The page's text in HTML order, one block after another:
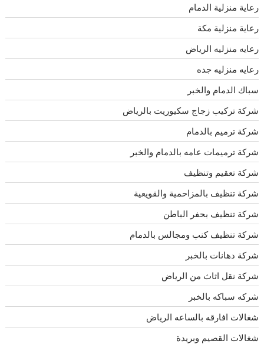
رعاية منزلية الدمام
رعاية منزلية مكة
رعايه منزليه الرياض
رعايه منزليه جده
سباك الدمام والخبر
شركة تركيب زجاج سكيوريت بالرياض
شركة ترميم بالدمام
شركة ترميمات عامه بالدمام والخبر
شركة تعقيم وتنظيف
شركة تنظيف بالمزاحمية والقويعية
شركة تنظيف بحفر الباطن
شركة تنظيف كنب ومجالس بالدمام
شركة دهانات بالخبر
شركة نقل اثاث من الرياض
شركه سباكه بالخبر
شغالات افارقه بالساعه الرياض
شغالات القصيم وبريدة